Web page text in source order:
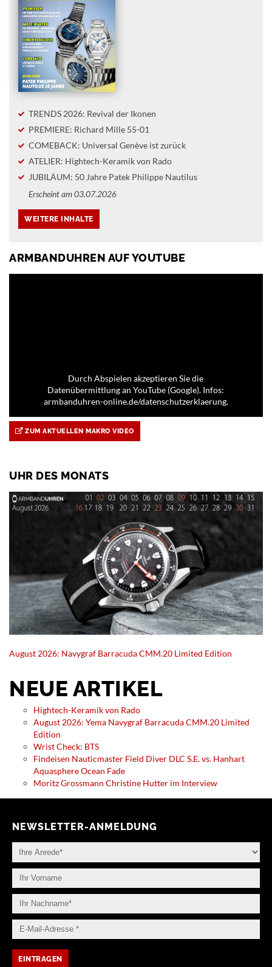
TRENDS 2026: Revival der Ikonen
PREMIERE: Richard Mille 55-01
COMEBACK: Universal Genève ist zurück
ATELIER: Hightech-Keramik von Rado
JUBILÄUM: 50 Jahre Patek Philippe Nautilus
Erscheint am 03.07.2026
ARMBANDUHREN AUF YOUTUBE
Durch Abspielen akzeptieren Sie die
Datenübermittlung an YouTube (Google). Infos:
armbanduhren-online.de/datenschutzerklaerung.
ZUM AKTUELLEN MAKRO VIDEO
UHR DES MONATS
August 2026: Navygraf Barracuda CMM.20 Limited Edition
NEUE ARTIKEL
Hightech-Keramik von Rado
August 2026: Yema Navygraf Barracuda CMM.20 Limited
Edition
Wrist Check: BTS
Findeisen Nauticmaster Field Diver DLC S.E. vs. Hanhart
Aquasphere Ocean Fade
Moritz Grossmann Christine Hutter im Interview
NEWSLETTER-ANMELDUNG